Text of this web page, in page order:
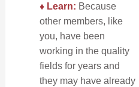
♦ Learn: Because
other members, like
you, have been
working in the quality
fields for years and
they may have already